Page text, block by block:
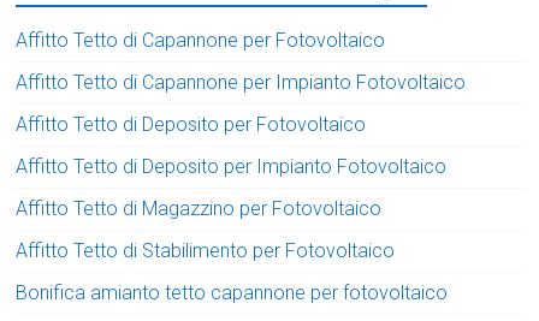
Affitto Tetto di Capannone per Fotovoltaico
Affitto Tetto di Capannone per Impianto Fotovoltaico
Affitto Tetto di Deposito per Fotovoltaico
Affitto Tetto di Deposito per Impianto Fotovoltaico
Affitto Tetto di Magazzino per Fotovoltaico
Affitto Tetto di Stabilimento per Fotovoltaico
Bonifica amianto tetto capannone per fotovoltaico